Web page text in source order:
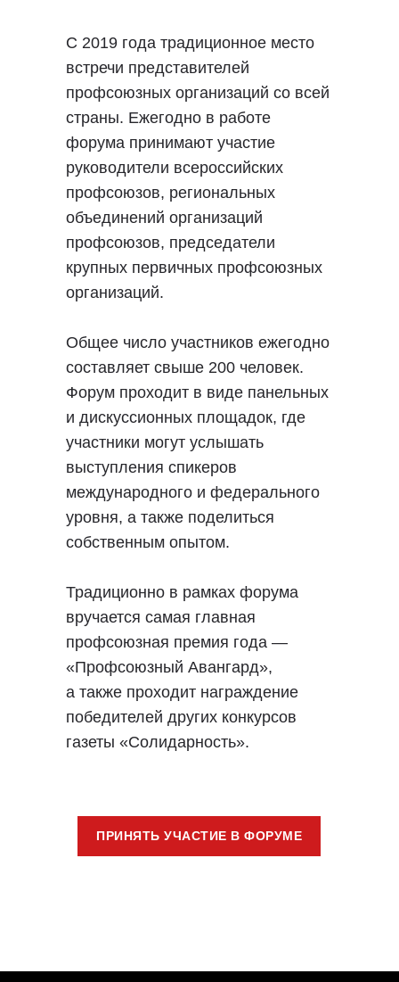
С 2019 года традиционное место
встречи представителей
профсоюзных организаций со всей
страны. Ежегодно в работе
форума принимают участие
руководители всероссийских
профсоюзов, региональных
объединений организаций
профсоюзов, председатели
крупных первичных профсоюзных
организаций.
Общее число участников ежегодно
составляет свыше 200 человек.
Форум проходит в виде панельных
и дискуссионных площадок, где
участники могут услышать
выступления спикеров
международного и федерального
уровня, а также поделиться
собственным опытом.
Традиционно в рамках форума
вручается самая главная
профсоюзная премия года —
«Профсоюзный Авангард»,
а также проходит награждение
победителей других конкурсов
газеты «Солидарность».
ПРИНЯТЬ УЧАСТИЕ В ФОРУМЕ